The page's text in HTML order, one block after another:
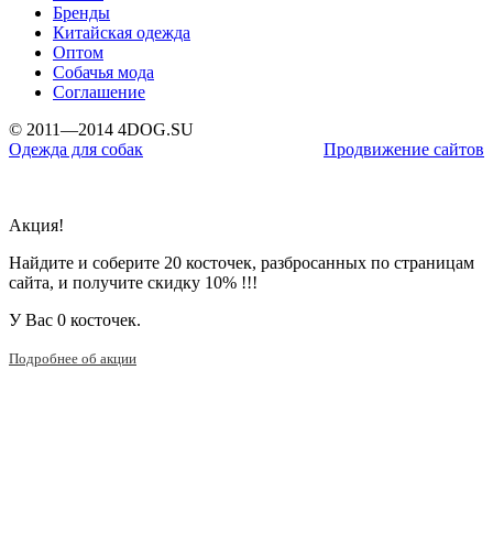
Бренды
Китайская одежда
Оптом
Собачья мода
Соглашение
© 2011—2014 4DOG.SU
Одежда для собак
Продвижение сайтов
Акция!
Найдите и соберите 20 косточек, разбросанных по страницам
сайта, и получите скидку 10% !!!
У Вас 0 косточек.
Подробнее об акции